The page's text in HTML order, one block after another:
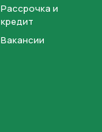
Рассрочка и
кредит
Вакансии